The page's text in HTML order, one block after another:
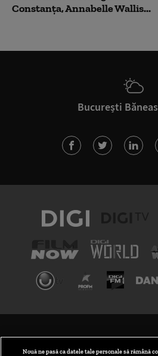
Constanța, Annabelle Wallis...
București
Nouă ne pasă ca datele tale personale să rămână